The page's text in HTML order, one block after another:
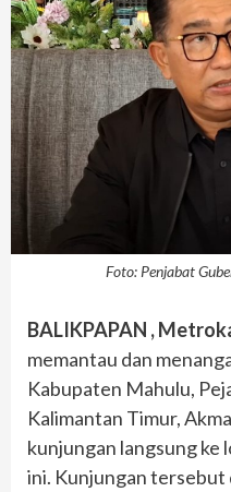
Foto: Penjabat
BALIKPAPAN ,
memantau dan
Kabupaten Mahulu,
Kalimantan Timur,
kunjungan langsung ke
ini. Kunjungan tersebut